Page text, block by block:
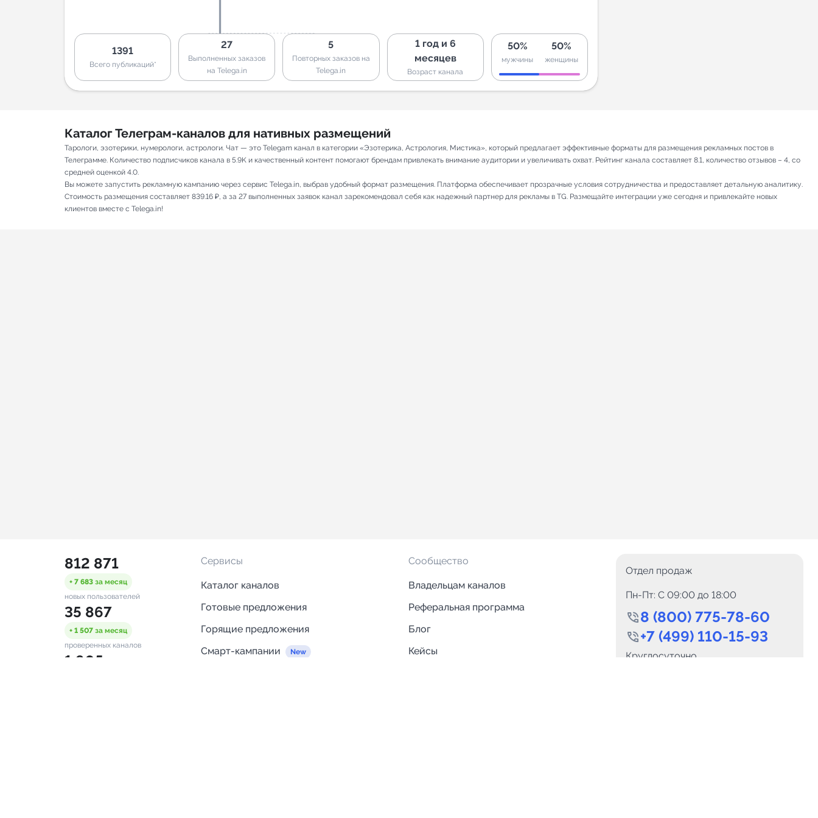
1391
Всего публикаций*
27
Выполненных заказов
на Telega.in
5
Повторных заказов на
Telega.in
1 год и 6
месяцев
Возраст канала
50%
мужчины
50%
женщины
Каталог Телеграм-каналов для нативных размещений
Тарологи, эзотерики, нумерологи, астрологи. Чат — это Telegam канал в категории «Эзотерика, Астрология, Мистика», который предлагает эффективные форматы для размещения рекламных постов в
Телеграмме. Количество подписчиков канала в 5.9K и качественный контент помогают брендам привлекать внимание аудитории и увеличивать охват. Рейтинг канала составляет 8.1, количество отзывов – 4, со
средней оценкой 4.0.
Вы можете запустить рекламную кампанию через сервис Telega.in, выбрав удобный формат размещения. Платформа обеспечивает прозрачные условия сотрудничества и предоставляет детальную аналитику.
Стоимость размещения составляет 839.16 ₽, а за 27 выполненных заявок канал зарекомендовал себя как надежный партнер для рекламы в TG. Размещайте интеграции уже сегодня и привлекайте новых
клиентов вместе с Telega.in!
Каналов:
812 871
+ 7 683 за месяц
новых пользователей
35 867
+ 1 507 за месяц
проверенных каналов
1 905
Сервисы
Каталог каналов
Готовые предложения
Горящие предложения
Смарт-кампании
Сообщество
Владельцам каналов
Реферальная программа
Блог
Кейсы
Отдел продаж
Пн-Пт: C 09:00 до 18:00
8 (800) 775-78-60
+7 (499) 110-15-93
Круглосуточно